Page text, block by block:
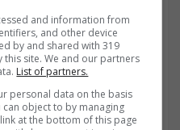
and information from
and other device
by and shared with 319
site. We and our partners
List of partners.
personal data on the basis
object to by managing
at the bottom of this page